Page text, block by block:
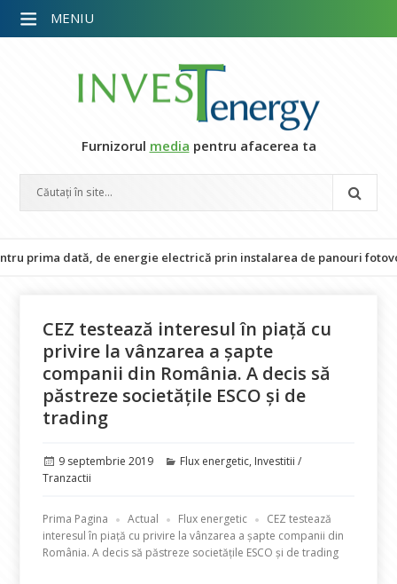
Furnizorul media pentru afacerea ta
dată, de energie electrică prin instalarea de panouri fotovoltaice
CEZ testează interesul în piață cu
privire la vânzarea a șapte
companii din România. A decis să
păstreze societățile ESCO și de
trading
Publicat
pe
9 septembrie 2019 Categorii
Flux energetic, Investitii /
Tranzactii
Prima Pagina Actual Flux energetic
CEZ testează
interesul în piață cu privire la vânzarea a șapte companii din
România. A decis să păstreze societățile ESCO și de trading
MENIU